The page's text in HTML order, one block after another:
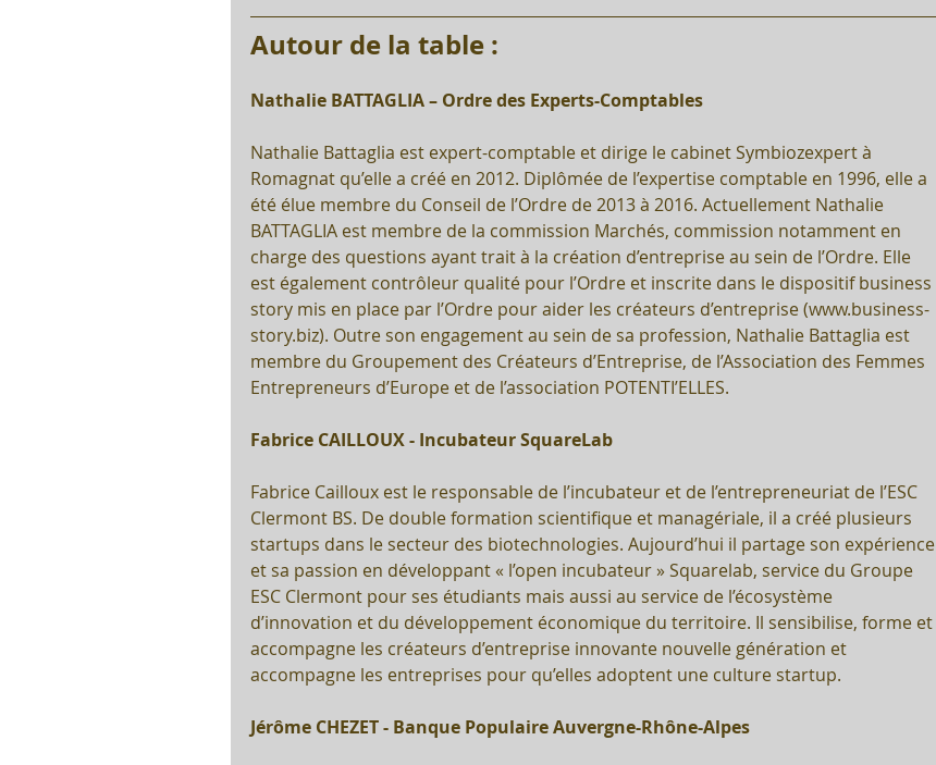
Autour de la table :
Nathalie BATTAGLIA – Ordre des Experts-Comptables
Nathalie Battaglia est expert-comptable et dirige le cabinet Symbiozexpert à
Romagnat qu’elle a créé en 2012. Diplômée de l’expertise comptable en 1996, elle a
été élue membre du Conseil de l’Ordre de 2013 à 2016. Actuellement Nathalie
BATTAGLIA est membre de la commission Marchés, commission notamment en
charge des questions ayant trait à la création d’entreprise au sein de l’Ordre. Elle
est également contrôleur qualité pour l’Ordre et inscrite dans le dispositif business
story mis en place par l’Ordre pour aider les créateurs d’entreprise (www.business-
story.biz). Outre son engagement au sein de sa profession, Nathalie Battaglia est
membre du Groupement des Créateurs d’Entreprise, de l’Association des Femmes
Entrepreneurs d’Europe et de l’association POTENTI’ELLES.
Fabrice CAILLOUX - Incubateur SquareLab
Fabrice Cailloux est le responsable de l’incubateur et de l’entrepreneuriat de l’ESC
Clermont BS. De double formation scientifique et managériale, il a créé plusieurs
startups dans le secteur des biotechnologies. Aujourd’hui il partage son expérience
et sa passion en développant « l’open incubateur » Squarelab, service du Groupe
ESC Clermont pour ses étudiants mais aussi au service de l’écosystème
d’innovation et du développement économique du territoire. Il sensibilise, forme et
accompagne les créateurs d’entreprise innovante nouvelle génération et
accompagne les entreprises pour qu’elles adoptent une culture startup.
Jérôme CHEZET - Banque Populaire Auvergne-Rhône-Alpes